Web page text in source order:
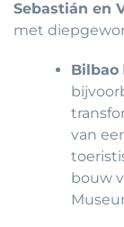
Sebastián en
met
Bilbao
van
bouw